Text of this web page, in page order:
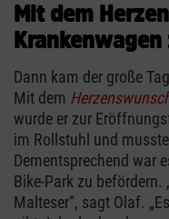
Mit dem
Dann kam der große
Mit dem
wurde er zur
im Rollstuhl und
Dementsprechend war
Bike-Park zu
Malteser“, sagt Olaf.